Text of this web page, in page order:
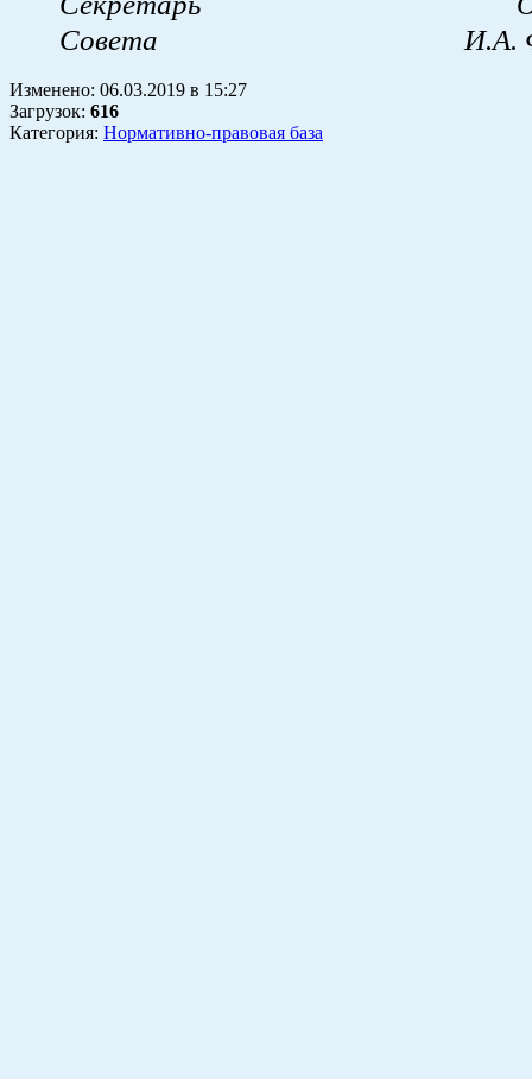
Совета И.А.
Изменено: 06.03.2019 в 15:27
Загрузок: 616
Категория: Нормативно-правовая база